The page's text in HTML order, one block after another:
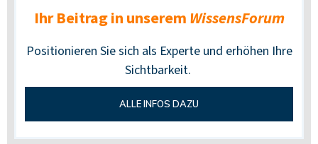
Ihr Beitrag in unserem WissensForum
Positionieren Sie sich als Experte und erhöhen Ihre
Sichtbarkeit.
ALLE INFOS DAZU